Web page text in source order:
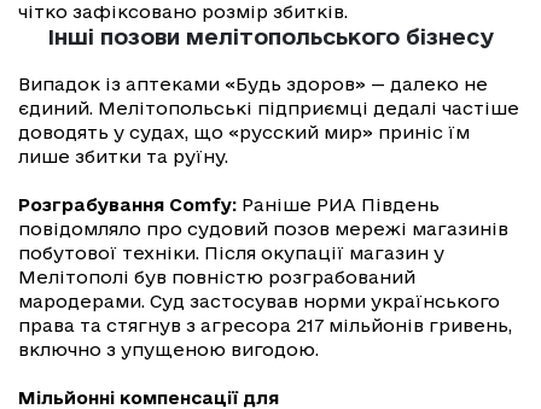
чітко зафіксовано розмір збитків.
Інші позови мелітопольського бізнесу
Випадок із аптеками «Будь здоров» — далеко не
єдиний. Мелітопольські підприємці дедалі частіше
доводять у судах, що «русский мир» приніс їм
лише збитки та руїну.
Розграбування Comfy: Раніше РИА Південь
повідомляло про судовий позов мережі магазинів
побутової техніки. Після окупації магазин у
Мелітополі був повністю розграбований
мародерами. Суд застосував норми українського
права та стягнув з агресора 217 мільйонів гривень,
включно з упущеною вигодою.
Мільйонні компенсації для